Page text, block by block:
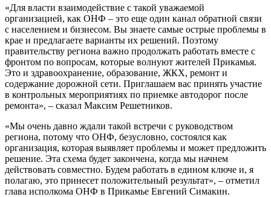
«Для власти взаимодействие с такой уважаемой
организацией, как ОНФ – это еще один канал обратной связи
с населением и бизнесом. Вы знаете самые острые проблемы в
крае и предлагаете варианты их решений. Поэтому
правительству региона важно продолжать работать вместе с
фронтом по вопросам, которые волнуют жителей Прикамья.
Это и здравоохранение, образование, ЖКХ, ремонт и
содержание дорожной сети. Приглашаем вас принять участие
в контрольных мероприятиях по приемке автодорог после
ремонта», – сказал Максим Решетников.
«Мы очень давно ждали такой встречи с руководством
региона, потому что ОНФ, безусловно, состоялся как
организация, которая выявляет проблемы и может предложить
решение. Эта схема будет закончена, когда мы начнем
действовать совместно. Будем работать в едином ключе и, я
полагаю, это принесет положительный результат», – отметил
глава исполкома ОНФ в Прикамье Евгений Симакин.